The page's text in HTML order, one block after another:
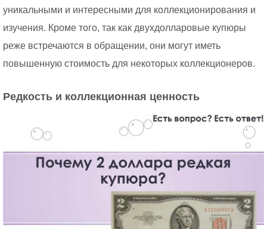
уникальными и интересными для коллекционирования и
изучения. Кроме того, так как двухдолларовые купюры
реже встречаются в обращении, они могут иметь
повышенную стоимость для некоторых коллекционеров.
Редкость и коллекционная ценность